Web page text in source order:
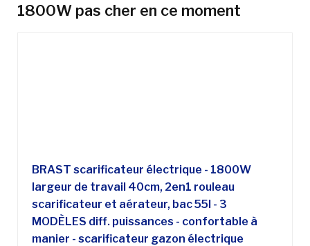
1800W pas cher en ce moment
BRAST scarificateur électrique - 1800W
largeur de travail 40cm, 2en1 rouleau
scarificateur et aérateur, bac 55l - 3
MODÈLES diff. puissances - confortable à
manier - scarificateur gazon électrique